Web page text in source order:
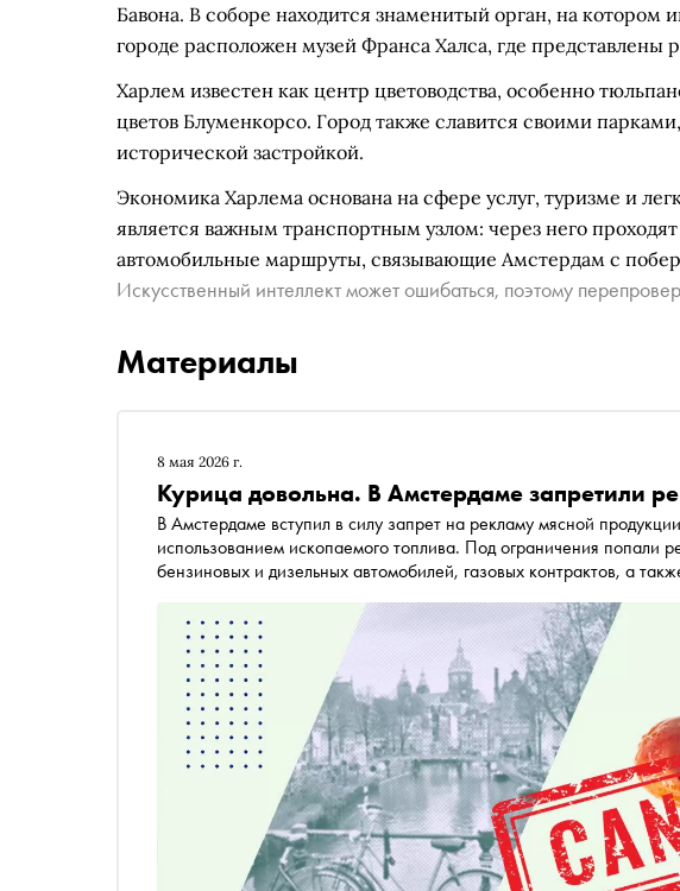
Бавона. В соборе находится знаменитый орган, на котором
городе расположен музей Франса Халса, где представлены
Харлем известен как центр цветоводства, особенно
цветов Блуменкорсо. Город также славится своими
исторической застройкой.
Экономика Харлема основана на сфере услуг, туризме и
является важным транспортным узлом: через него
автомобильные маршруты, связывающие Амстердам с
Искусственный интеллект может ошибаться, поэтому
Материалы
8 мая 2026 г.
Курица довольна. В Амстердаме запретили
В Амстердаме вступил в силу запрет на рекламу мясной
использованием ископаемого топлива. Под ограничения попали
бензиновых и дизельных автомобилей, газовых контрактов, а
наоборот, много чего разрешают)